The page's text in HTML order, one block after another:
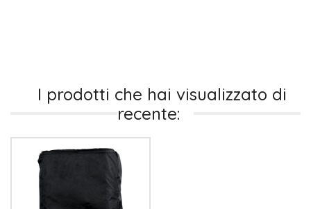
I prodotti che hai visualizzato di
recente: